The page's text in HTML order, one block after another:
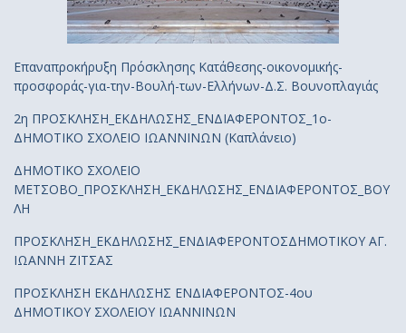
Επαναπροκήρυξη Πρόσκλησης Κατάθεσης-οικονομικής-
προσφοράς-για-την-Βουλή-των-Ελλήνων-Δ.Σ. Βουνοπλαγιάς
2η ΠΡΟΣΚΛΗΣΗ_ΕΚΔΗΛΩΣΗΣ_ΕΝΔΙΑΦΕΡΟΝΤΟΣ_1ο-
ΔΗΜΟΤΙΚΟ ΣΧΟΛΕΙΟ ΙΩΑΝΝΙΝΩΝ (Καπλάνειο)
ΔΗΜΟΤΙΚΟ ΣΧΟΛΕΙΟ
ΜΕΤΣΟΒΟ_ΠΡΟΣΚΛΗΣΗ_ΕΚΔΗΛΩΣΗΣ_ΕΝΔΙΑΦΕΡΟΝΤΟΣ_ΒΟΥ
ΛΗ
ΠΡΟΣΚΛΗΣΗ_ΕΚΔΗΛΩΣΗΣ_ΕΝΔΙΑΦΕΡΟΝΤΟΣΔΗΜΟΤΙΚΟΥ ΑΓ.
ΙΩΑΝΝΗ ΖΙΤΣΑΣ
ΠΡΟΣΚΛΗΣΗ ΕΚΔΗΛΩΣΗΣ ΕΝΔΙΑΦΕΡΟΝΤΟΣ-4ου
ΔΗΜΟΤΙΚΟΥ ΣΧΟΛΕΙΟΥ ΙΩΑΝΝΙΝΩΝ